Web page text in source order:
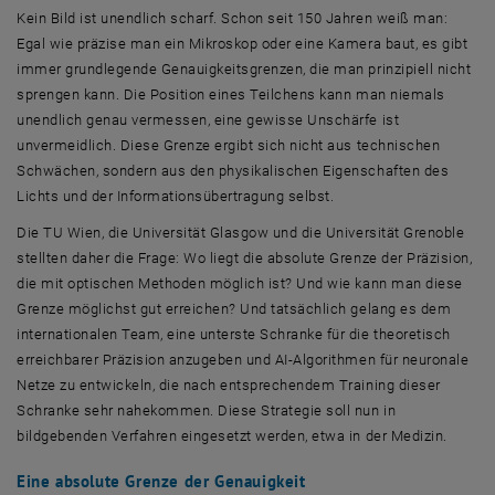
Kein Bild ist unendlich scharf. Schon seit 150 Jahren weiß man:
Egal wie präzise man ein Mikroskop oder eine Kamera baut, es gibt
immer grundlegende Genauigkeitsgrenzen, die man prinzipiell nicht
sprengen kann. Die Position eines Teilchens kann man niemals
unendlich genau vermessen, eine gewisse Unschärfe ist
unvermeidlich. Diese Grenze ergibt sich nicht aus technischen
Schwächen, sondern aus den physikalischen Eigenschaften des
Lichts und der Informationsübertragung selbst.
Die TU Wien, die Universität Glasgow und die Universität Grenoble
stellten daher die Frage: Wo liegt die absolute Grenze der Präzision,
die mit optischen Methoden möglich ist? Und wie kann man diese
Grenze möglichst gut erreichen? Und tatsächlich gelang es dem
internationalen Team, eine unterste Schranke für die theoretisch
erreichbarer Präzision anzugeben und AI-Algorithmen für neuronale
Netze zu entwickeln, die nach entsprechendem Training dieser
Schranke sehr nahekommen. Diese Strategie soll nun in
bildgebenden Verfahren eingesetzt werden, etwa in der Medizin.
Eine absolute Grenze der Genauigkeit